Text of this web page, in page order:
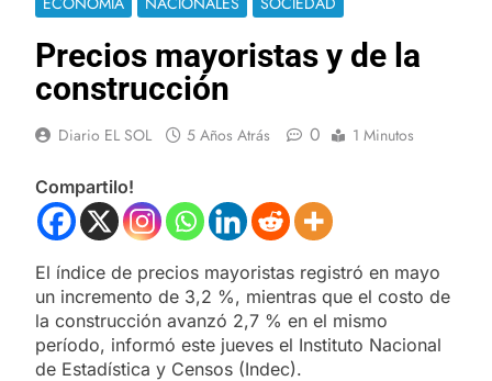
Precios mayoristas y de la
construcción
Diario EL SOL 5 Años Atrás 0 1 Minutos
Compartilo!
El índice de precios mayoristas registró en mayo
un incremento de 3,2 %, mientras que el costo de
la construcción avanzó 2,7 % en el mismo
período, informó este jueves el Instituto Nacional
de Estadística y Censos (Indec).